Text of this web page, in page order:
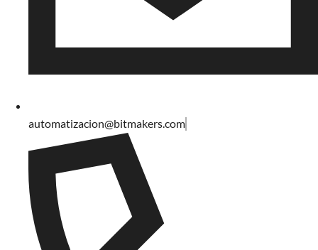
automatizacion@bitmakers.com